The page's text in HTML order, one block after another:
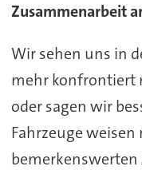
Zusammenarbeit
Wir sehen uns in
mehr konfrontiert
oder sagen wir
Fahrzeuge